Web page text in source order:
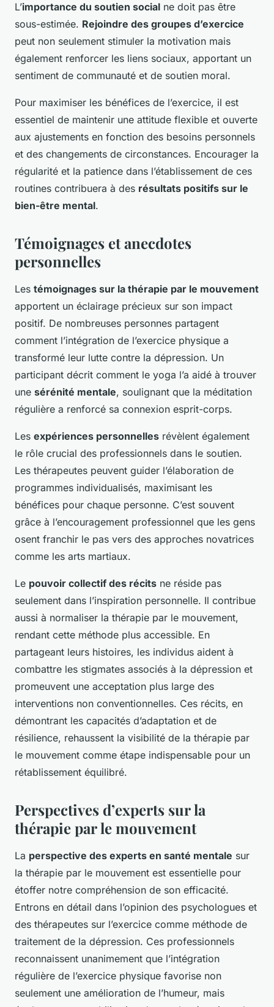
L’importance du soutien social ne doit pas être
sous-estimée. Rejoindre des groupes d’exercice
peut non seulement stimuler la motivation mais
également renforcer les liens sociaux, apportant un
sentiment de communauté et de soutien moral.
Pour maximiser les bénéfices de l’exercice, il est
essentiel de maintenir une attitude flexible et ouverte
aux ajustements en fonction des besoins personnels
et des changements de circonstances. Encourager la
régularité et la patience dans l’établissement de ces
routines contribuera à des résultats positifs sur le
bien-être mental.
Témoignages et anecdotes
personnelles
Les témoignages sur la thérapie par le mouvement
apportent un éclairage précieux sur son impact
positif. De nombreuses personnes partagent
comment l’intégration de l’exercice physique a
transformé leur lutte contre la dépression. Un
participant décrit comment le yoga l’a aidé à trouver
une sérénité mentale, soulignant que la méditation
régulière a renforcé sa connexion esprit-corps.
Les expériences personnelles révèlent également
le rôle crucial des professionnels dans le soutien.
Les thérapeutes peuvent guider l’élaboration de
programmes individualisés, maximisant les
bénéfices pour chaque personne. C’est souvent
grâce à l’encouragement professionnel que les gens
osent franchir le pas vers des approches novatrices
comme les arts martiaux.
Le pouvoir collectif des récits ne réside pas
seulement dans l’inspiration personnelle. Il contribue
aussi à normaliser la thérapie par le mouvement,
rendant cette méthode plus accessible. En
partageant leurs histoires, les individus aident à
combattre les stigmates associés à la dépression et
promeuvent une acceptation plus large des
interventions non conventionnelles. Ces récits, en
démontrant les capacités d’adaptation et de
résilience, rehaussent la visibilité de la thérapie par
le mouvement comme étape indispensable pour un
rétablissement équilibré.
Perspectives d’experts sur la
thérapie par le mouvement
La perspective des experts en santé mentale sur
la thérapie par le mouvement est essentielle pour
étoffer notre compréhension de son efficacité.
Entrons en détail dans l’opinion des psychologues et
des thérapeutes sur l’exercice comme méthode de
traitement de la dépression. Ces professionnels
reconnaissent unanimement que l’intégration
régulière de l’exercice physique favorise non
seulement une amélioration de l’humeur, mais